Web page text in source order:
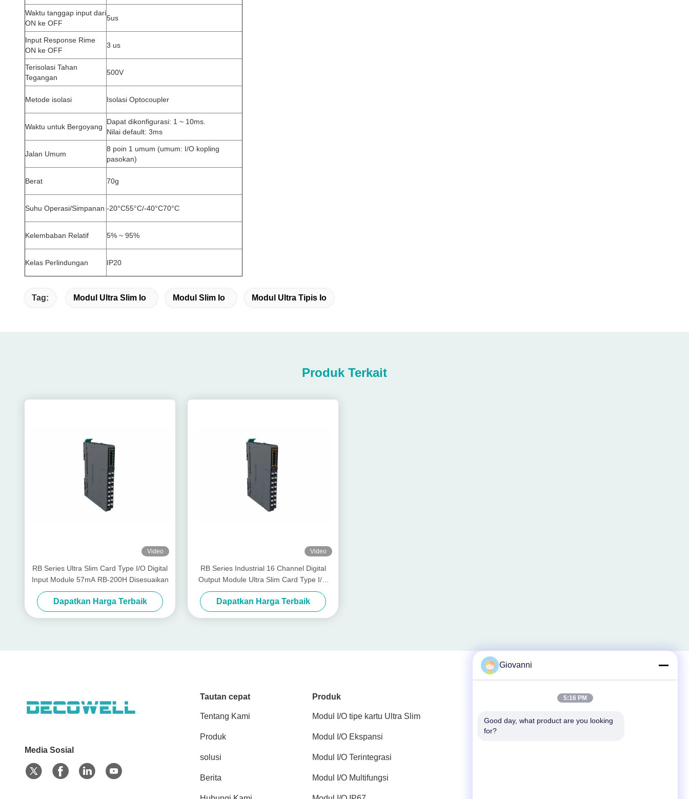
Waktu tanggap input dari
ON ke OFF
5us
Input Response Rime
ON ke OFF
3 us
Terisolasi Tahan
Tegangan
500V
Metode isolasi Isolasi Optocoupler
Waktu untuk Bergoyang
Dapat dikonfigurasi: 1 ~ 10ms.
Nilai default: 3ms
Jalan Umum
8 poin 1 umum (umum: I/O kopling
pasokan)
Berat 70g
Suhu Operasi/Simpanan -20°C55°C/-40°C70°C
Kelembaban Relatif 5% ~ 95%
Kelas Perlindungan IP20
Tag: Modul Ultra Slim Io Modul Slim Io Modul Ultra Tipis Io
Produk Terkait
Video
RB Series Ultra Slim Card Type I/O Digital
Input Module 57mA RB-200H Disesuaikan
Dapatkan Harga Terbaik
Video
RB Series Industrial 16 Channel Digital
Output Module Ultra Slim Card Type I/O
RB-300H
Dapatkan Harga Terbaik
Media Sosial
Tautan cepat
Tentang Kami
Produk
solusi
Berita
Produk
Modul I/O tipe kartu Ultra Slim
Modul I/O Ekspansi
Modul I/O Terintegrasi
Modul I/O Multifungsi
Telp
Giovanni
5:16 PM
Good day, what product are you looking
for?